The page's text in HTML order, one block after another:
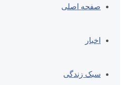
صفحه اصلی
اخبار
سبک زندگی